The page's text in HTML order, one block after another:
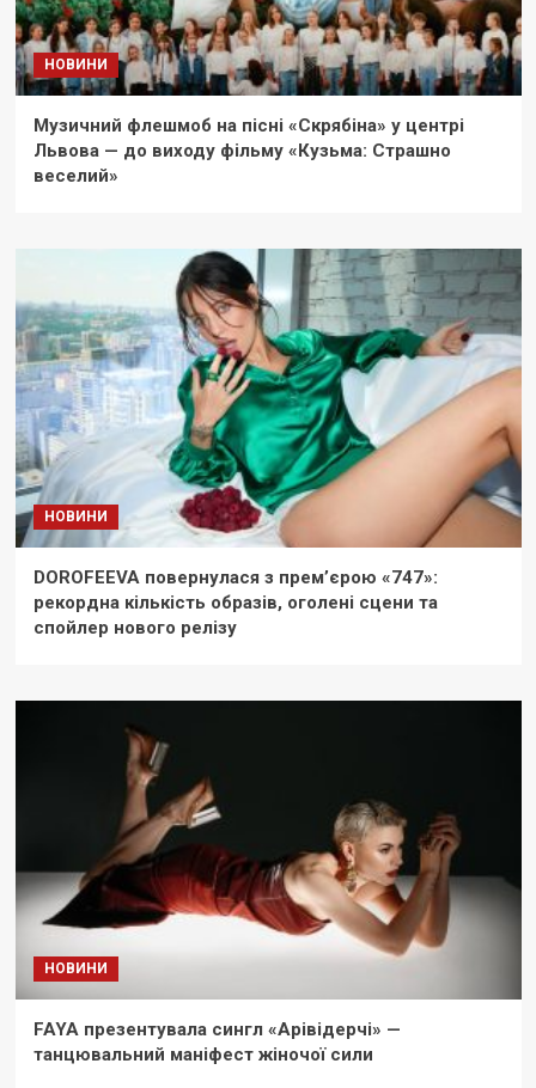
НОВИНИ
Музичний флешмоб на пісні «Скрябіна» у центрі
Львова — до виходу фільму «Кузьма: Страшно
веселий»
НОВИНИ
DOROFEEVA повернулася з прем’єрою «747»:
рекордна кількість образів, оголені сцени та
спойлер нового релізу
НОВИНИ
FAYA презентувала сингл «Арівідерчі» —
танцювальний маніфест жіночої сили